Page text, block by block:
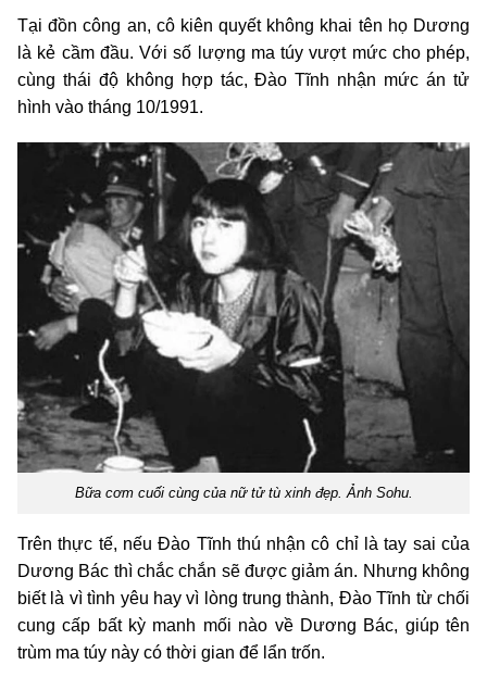
Tại đồn công an, cô kiên quyết không khai tên họ Dương
là kẻ cầm đầu. Với số lượng ma túy vượt mức cho phép,
cùng thái độ không hợp tác, Đào Tĩnh nhận mức án tử
hình vào tháng 10/1991.
Bữa cơm cuối cùng của nữ tử tù xinh đẹp. Ảnh Sohu.
Trên thực tế, nếu Đào Tĩnh thú nhận cô chỉ là tay sai của
Dương Bác thì chắc chắn sẽ được giảm án. Nhưng không
biết là vì tình yêu hay vì lòng trung thành, Đào Tĩnh từ chối
cung cấp bất kỳ manh mối nào về Dương Bác, giúp tên
trùm ma túy này có thời gian để lẩn trốn.